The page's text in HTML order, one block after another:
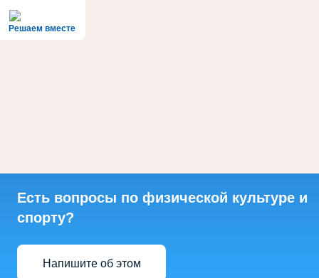
Решаем вместе
Есть вопросы по физической культуре и
спорту?
Напишите об этом